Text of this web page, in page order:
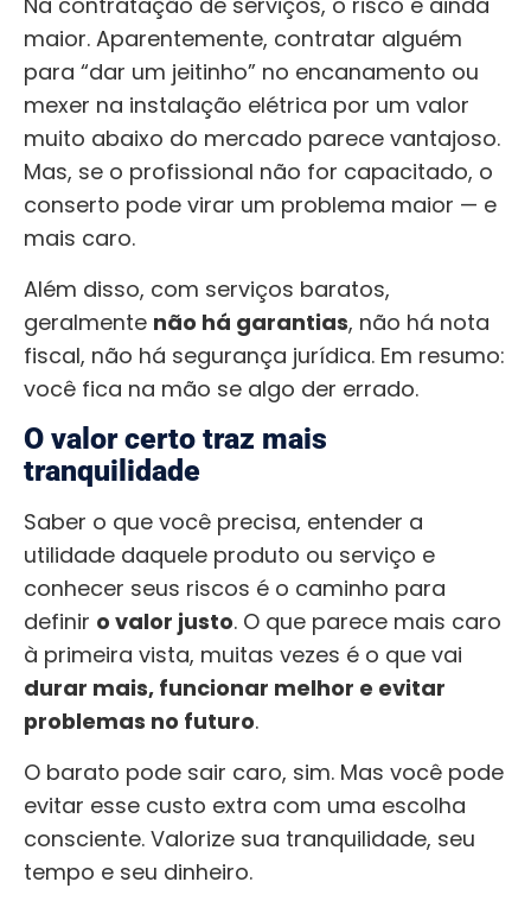
maior. Aparentemente, contratar alguém
para “dar um jeitinho” no encanamento ou
mexer na instalação elétrica por um valor
muito abaixo do mercado parece vantajoso.
Mas, se o profissional não for capacitado, o
conserto pode virar um problema maior — e
mais caro.
Além disso, com serviços baratos,
geralmente não há garantias, não há nota
fiscal, não há segurança jurídica. Em resumo:
você fica na mão se algo der errado.
O valor certo traz mais
tranquilidade
Saber o que você precisa, entender a
utilidade daquele produto ou serviço e
conhecer seus riscos é o caminho para
definir o valor justo. O que parece mais caro
à primeira vista, muitas vezes é o que vai
durar mais, funcionar melhor e evitar
problemas no futuro.
O barato pode sair caro, sim. Mas você pode
evitar esse custo extra com uma escolha
consciente. Valorize sua tranquilidade, seu
tempo e seu dinheiro.